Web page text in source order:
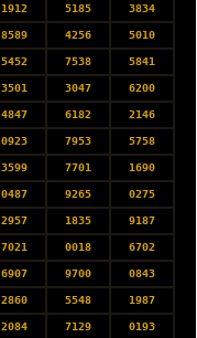
1912 5185 3834
8589 4256 5010
5452 7538 5841
3501 3047 6200
4847 6182 2146
0923 7953 5758
3599 7701 1690
0487 9265 0275
2957 1835 9187
7021 0018 6702
6907 9700 0843
2860 5548 1987
2084 7129 0193